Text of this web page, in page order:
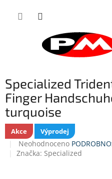
Specialized
Finger
turquoise
Akce Výprodej
Průměrné
hodnocení
Neohodnoceno
Značka: Specialized